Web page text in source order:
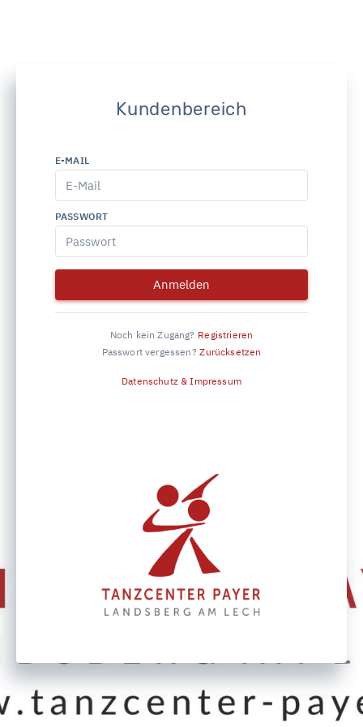
Kundenbereich
E-MAIL
PASSWORT
Anmelden
Noch kein Zugang? Registrieren
Passwort vergessen? Zurücksetzen
Datenschutz & Impressum